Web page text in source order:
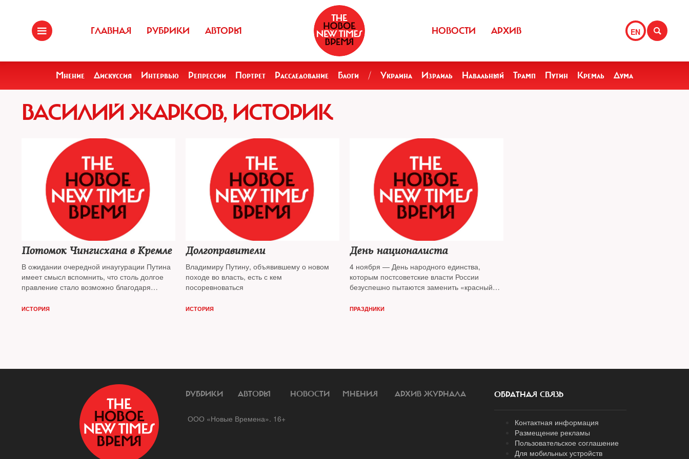
ГЛАВНАЯ РУБРИКИ АВТОРЫ EN
НОВОСТИ АРХИВ
Мнение Дискуссия Интервью Репрессии Портрет Расследование Блоги / Украина Израиль Навальный Трамп Путин Кремль Дума
ВАСИЛИЙ ЖАРКОВ, ИСТОРИК
Потомок Чингисхана в Кремле
В ожидании очередной инаугурации Путина
имеет смысл вспомнить, что столь долгое
правление стало возможно благодаря
маневре ВВП — не первый
ИСТОРИЯ
Долгоправители
Владимиру Путину, объявившему о новом
походе во власть, есть с кем
посоревноваться
ИСТОРИЯ
День националиста
4 ноября — День народного единства,
которым постсоветские власти России
безуспешно пытаются заменить «красный
ПРАЗДНИКИ
РУБРИКИ АВТОРЫ НОВОСТИ МНЕНИЯ АРХИВ ЖУРНАЛА
ООО «Новые Времена». 16+
ОБРАТНАЯ СВЯЗЬ
Контактная информация
Размещение рекламы
Пользовательское соглашение
Для мобильных устройств